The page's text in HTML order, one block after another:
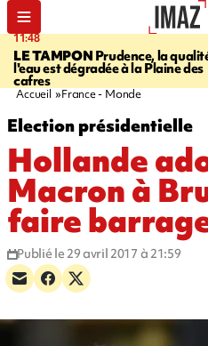
11:48
LE TAMPON Prudence, la
l'eau est dégradée à la Plaine des
cafres
Accueil France - Monde
Election présidentielle
Hollande
Macron à
faire
Publié le 29 avril 2017 à 21:59